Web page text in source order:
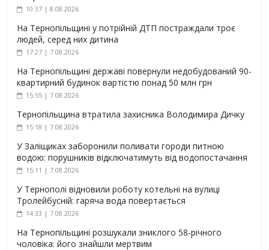
10:37 | 8.08.2026
На Тернопільщині у потрійній ДТП постраждали троє
людей, серед них дитина
17:27 | 7.08.2026
На Тернопільщині державі повернули недобудований 90-
квартирний будинок вартістю понад 50 млн грн
15:55 | 7.08.2026
Тернопільщина втратила захисника Володимира Дичку
15:18 | 7.08.2026
У Заліщиках заборонили поливати городи питною
водою: порушників відключатимуть від водопостачання
15:11 | 7.08.2026
У Тернополі відновили роботу котельні на вулиці
Тролейбусній: гаряча вода повертається
14:33 | 7.08.2026
На Тернопільщині розшукали зниклого 58-річного
чоловіка: його знайшли мертвим